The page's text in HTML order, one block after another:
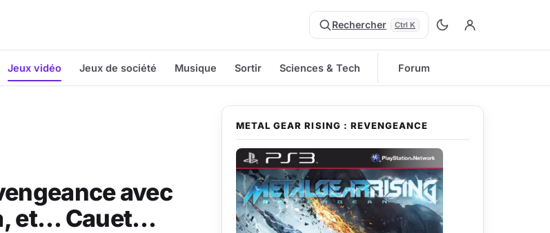
Rechercher Ctrl K
Jeux vidéo Jeux de société Musique Sortir Sciences & Tech Forum
avec
et… Cauet…
METAL GEAR RISING : REVENGEANCE